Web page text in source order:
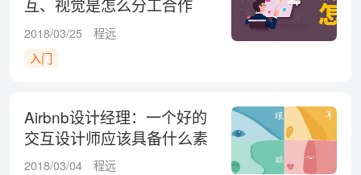
互、视觉是怎么分工合作
的？
2018/03/25
程远
入门
Airbnb设计经理：一个好的
交互设计师应该具备什么素
质？
2018/03/04
程远